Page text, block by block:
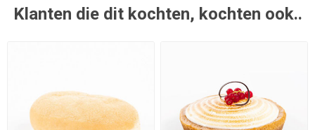
Klanten die dit kochten, kochten ook..